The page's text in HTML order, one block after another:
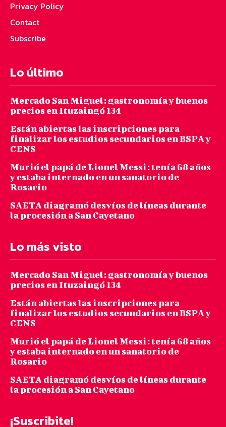
Privacy Policy
Contact
Subscribe
Lo último
Mercado San Miguel: gastronomía y buenos
precios en Ituzaingó 134
Están abiertas las inscripciones para
finalizar los estudios secundarios en BSPA y
CENS
Murió el papá de Lionel Messi: tenía 68 años
y estaba internado en un sanatorio de
Rosario
SAETA diagramó desvíos de líneas durante
la procesión a San Cayetano
Lo más visto
Mercado San Miguel: gastronomía y buenos
precios en Ituzaingó 134
Están abiertas las inscripciones para
finalizar los estudios secundarios en BSPA y
CENS
Murió el papá de Lionel Messi: tenía 68 años
y estaba internado en un sanatorio de
Rosario
SAETA diagramó desvíos de líneas durante
la procesión a San Cayetano
¡Suscribite!